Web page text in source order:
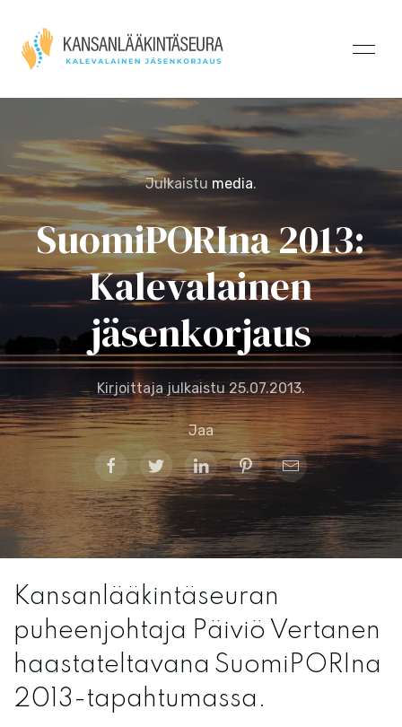
Julkaistu media.
SuomiPORIna 2013:
Kalevalainen
jäsenkorjaus
Kirjoittaja julkaistu25.07.2013.
Jaa
Kansanlääkintäseuran
puheenjohtaja Päiviö Vertanen
haastateltavana SuomiPORIna
2013-tapahtumassa.